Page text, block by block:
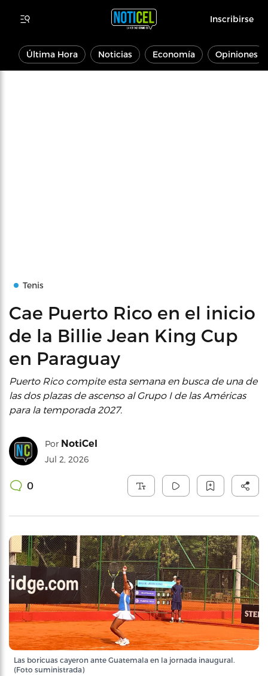
Inscribirse
Última Hora Noticias Economía Opiniones
Tenis
Cae Puerto Rico en el inicio
de la Billie Jean King Cup
en Paraguay
Puerto Rico compite esta semana en busca de una de
las dos plazas de ascenso al Grupo I de las Américas
para la temporada 2027.
Por NotiCel
Jul 2, 2026
0
Las boricuas cayeron ante Guatemala en la jornada inaugural.
(Foto suministrada)